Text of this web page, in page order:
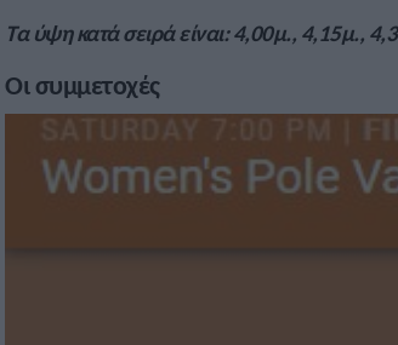
Τα ύψη κατά σειρά είναι: 4,00μ., 4,15μ.,
Οι συμμετοχές